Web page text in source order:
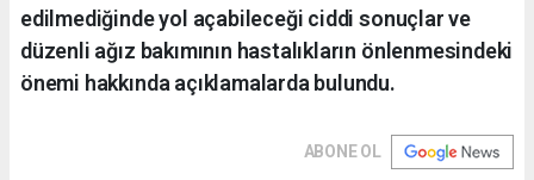
edilmediğinde yol açabileceği ciddi sonuçlar ve
düzenli ağız bakımının hastalıkların önlenmesindeki
önemi hakkında açıklamalarda bulundu.
ABONE OL